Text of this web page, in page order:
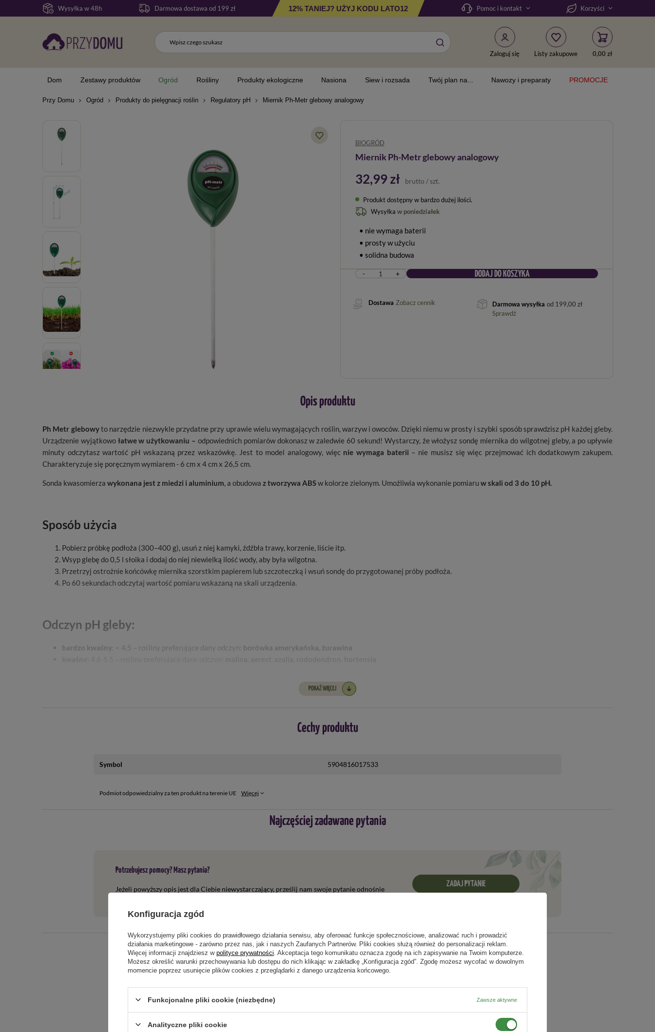
Wysyłka w 48h Darmowa dostawa od 199 zł 12% TANIEJ? UŻYJ KODU LATO12 Pomoc i kontakt Korzyści
Zaloguj się Listy zakupowe 0,00 zł
Dom Zestawy produktów Ogród Rośliny Produkty ekologiczne Nasiona Siew i rozsada Twój plan na... Nawozy i preparaty PROMOCJE
Przy Domu Ogród Produkty do pielęgnacji roślin Regulatory pH Miernik Ph-Metr glebowy analogowy
BIOGRÓD
Miernik Ph-Metr glebowy analogowy
32,99 zł brutto / szt.
Produkt dostępny w bardzo dużej ilości
Wysyłka w poniedziałek
• nie wymaga baterii
• prosty w użyciu
• solidna budowa
- + DODAJ DO KOSZYKA
Dostawa Zobacz cennik Darmowa wysyłka od 199,00 zł
Sprawdź
Opis produktu Cechy produktu Pytania klientów Produkty powiązane Miernik Ph-Metr glebowy analogowy
DODAJ DO KOSZYKA
Opis produktu
Ph Metr glebowyto narzędzie niezwykle przydatne przy uprawie wielu wymagających roślin, warzyw i owoców. Dzięki niemu w prosty i szybki sposób sprawdzisz pH każdej gleby.
Urządzenie wyjątkowołatwe w użytkowaniu – odpowiednich pomiarów dokonasz w zaledwie 60 sekund! Wystarczy, że włożysz sondę miernika do wilgotnej gleby, a po upływie
minuty odczytasz wartość pH wskazaną przez wskazówkę. Jest to model analogowy, więc nie wymaga baterii – nie musisz się więc przejmować ich dodatkowym zakupem.
Charakteryzuje się poręcznym wymiarem - 6 cm x 4 cm x 26,5 cm.
Sonda kwasomierza wykonana jest z miedzi i aluminium, a obudowa z tworzywa ABSw kolorze zielonym. Umożliwia wykonanie pomiaruw skali od 3 do 10 pH.
Sposób użycia
Pobierz próbkę podłoża (300–400 g), usuń z niej kamyki, źdźbła trawy, korzenie, liście itp.
Wsyp glebę do 0,5 l słoika i dodaj do niej niewielką ilość wody, aby była wilgotna.
Przetrzyj ostrożnie końcówkę miernika szorstkim papierem lub szczoteczką i wsuń sondę do przygotowanej próby podłoża.
Po 60 sekundach odczytaj wartość pomiaru wskazaną na skali urządzenia.
Odczyn pH gleby:
bardzo kwaśny : < 4,5 – rośliny preferujące dany odczyn: borówka amerykańska, żurawina
czereśnie, wiśnie, śliwa, morela, brzoskwinia
Wymiary urządzenia
: 6,0 cm
POKAŻ WIĘCEJ
Cechy produktu
Symbol 5904816017533
Podmiot odpowiedzialny za ten produkt na terenie UE Więcej
Najczęściej zadawane pytania
Potrzebujesz pomocy? Masz pytania?
Jeżeli powyższy opis jest dla Ciebie niewystarczający, prześlij nam swoje pytanie odnośnie
ZADAJ PYTANIE
Napisz swoją opinię
Treść twojej opinii
Konfiguracja zgód
Wykorzystujemy pliki cookies do prawidłowego działania serwisu, aby oferować funkcje społecznościowe, analizować ruch i prowadzić
działania marketingowe - zarówno przez nas, jak i naszych Zaufanych Partnerów. Pliki cookies służą również do personalizacji reklam.
Więcej informacji znajdziesz w polityce prywatności . Akceptacja tego komunikatu oznacza zgodę na ich zapisywanie na Twoim komputerze.
Możesz określić warunki przechowywania lub dostępu do nich klikając w zakładkę „Konfiguracja zgód”. Zgodę możesz wycofać w dowolnym
momencie poprzez usunięcie plików cookies z przeglądarki z danego urządzenia końcowego.
Funkcjonalne pliki cookie (niezbędne) Zawsze aktywne
Analityczne pliki cookie